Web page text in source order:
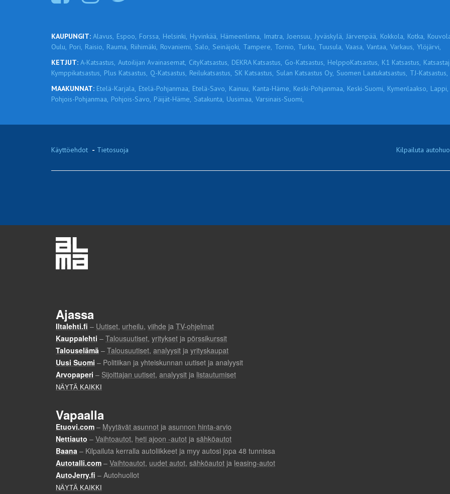
KAUPUNGIT: Alavus, Espoo, Forssa, Helsinki, Hyvinkää, Hämeenlinna, Imatra, Joensuu, Jyväskylä, Järvenpää, Kokkola, Kotka,
Oulu, Pori, Raisio, Rauma, Riihimäki, Rovaniemi, Salo, Seinäjoki, Tampere, Tornio, Turku, Tuusula, Vaasa, Vantaa, Varkaus, Ylöjärvi,
KETJUT: A-Katsastus, Autoilijan Avainasemat, CityKatsastus, DEKRA Katsastus, Go-Katsastus, HelppoKatsastus, K1 Katsastus,
Kymppikatsastus, Plus Katsastus, Q-Katsastus, Reilukatsastus, SK Katsastus, Sulan Katsastus Oy, Suomen Laatukatsastus, TJ-Katsastus,
MAAKUNNAT: Etelä-Karjala, Etelä-Pohjanmaa, Etelä-Savo, Kainuu, Kanta-Häme, Keski-Pohjanmaa, Keski-Suomi, Kymenlaakso, Lappi,
Pohjois-Pohjanmaa, Pohjois-Savo, Päijät-Häme, Satakunta, Uusimaa, Varsinais-Suomi,
Käyttöehdot - Tietosuoja Kilpailuta